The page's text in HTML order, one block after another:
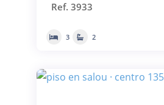
Ref. 3933
3 2